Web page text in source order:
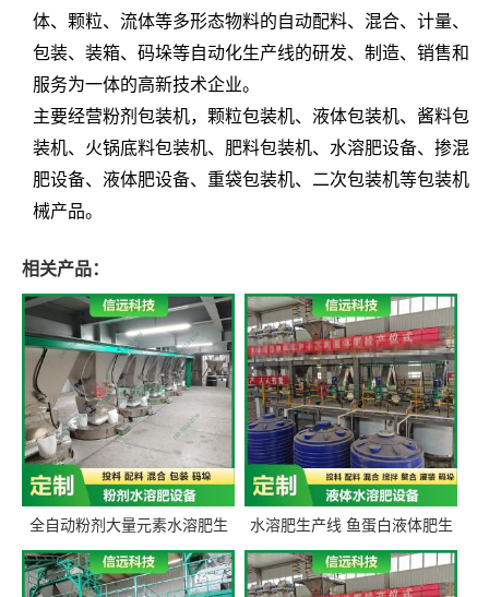
体、颗粒、流体等多形态物料的自动配料、混合、计量、
包装、装箱、码垛等自动化生产线的研发、制造、销售和
服务为一体的高新技术企业。
主要经营粉剂包装机，颗粒包装机、液体包装机、酱料包
装机、火锅底料包装机、肥料包装机、水溶肥设备、掺混
肥设备、液体肥设备、重袋包装机、二次包装机等包装机
械产品。
相关产品：
全自动粉剂大量元素水溶肥生
产设备 信远科技肥料生产设备
源头厂家
水溶肥生产线 鱼蛋白液体肥生
产设备 氨基酸液态肥全套设备